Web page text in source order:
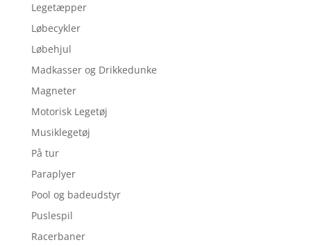
Legetæpper
Løbecykler
Løbehjul
Madkasser og Drikkedunke
Magneter
Motorisk Legetøj
Musiklegetøj
På tur
Paraplyer
Pool og badeudstyr
Puslespil
Racerbaner